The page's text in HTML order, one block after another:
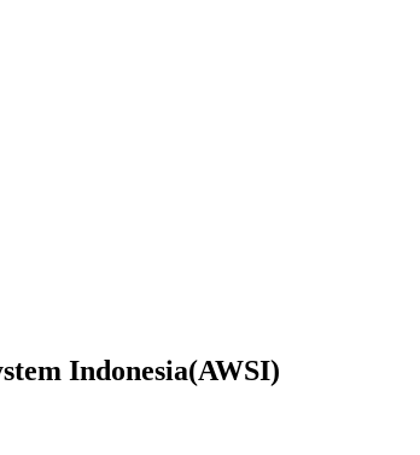
Indonesia(AWSI)